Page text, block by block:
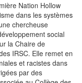
Nation Hollow
dans les systèmes
chercheuse
social
la Chaire de
IRSC. Elle remet en
et racistes dans
par des